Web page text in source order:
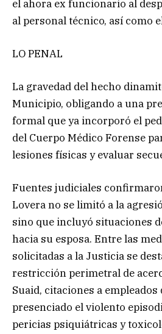
el ahora ex funcionario al
al personal técnico, así como
LO PENAL
La gravedad del hecho
Municipio, obligando a una
formal que ya incorporó el
del Cuerpo Médico Forense
lesiones físicas y evaluar
Fuentes judiciales
Lovera no se limitó a la
sino que incluyó situaciones
hacia su esposa. Entre las
solicitadas a la Justicia se
restricción perimetral de
Suaid, citaciones a
presenciado el violento
pericias psiquiátricas y